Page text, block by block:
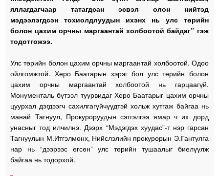
яллагдагчаар татагдсан эсвэл олон нийтэд
мэдээлэгдсэн тохиолдлуудын ихэнх нь улс төрийн
болон цахим орчны маргаантай холбоотой байдаг” гэж
тодотгожээ.
Улс төрийн болон цахим орчны маргаантай холбоотой. Одоо
ойлгомжтой. Херо Баатарын хэрэг бол улс төрийн болон
цахим орчны маргаантай холбоотой нь гарцаагүй.
Монументаль бүтээл туурвидаг Херо Баатарыг цахим орчны
цуурхал дэгдээгч сахилгагүйчүүдтэй хольж хутгаж байгаа нь
манай Тагнуул, Прокуроруудын сэтгэлгээ ямар ч их дорд
унасныг тод илчилнэ. Дээрх “Мэдэгдэх хуудас”-т нэр гарсан
Тагнуулын М.Итгэлмөнх, Нийслэлийн прокурорын Э.Гантулга
нар нь “дээрээс өгсөн” улс төрийн тушаалыг биелүүлж
байгаа нь тодорхой.